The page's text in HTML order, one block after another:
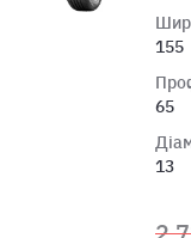
155
65
13